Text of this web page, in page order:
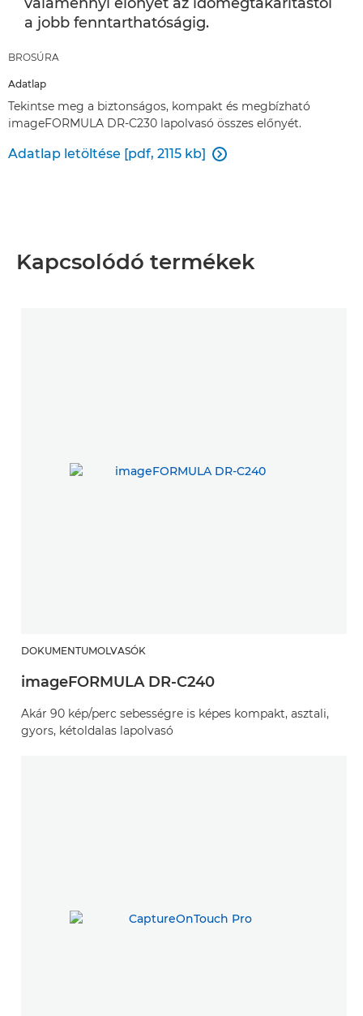
a jobb fenntarthatóságig.
BROSÚRA
Adatlap
Tekintse meg a biztonságos, kompakt és megbízható
imageFORMULA DR-C230 lapolvasó összes előnyét.
Adatlap letöltése [pdf, 2115 kb] 
Kapcsolódó termékek
DOKUMENTUMOLVASÓK
imageFORMULA DR-C240
Akár 90 kép/perc sebességre is képes kompakt, asztali,
gyors, kétoldalas lapolvasó